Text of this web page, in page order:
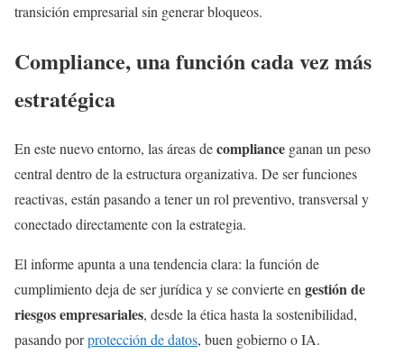
transición empresarial sin generar bloqueos.
Compliance, una función cada vez más
estratégica
En este nuevo entorno, las áreas decompliance ganan un peso
central dentro de la estructura organizativa. De ser funciones
reactivas, están pasando a tener un rol preventivo, transversal y
conectado directamente con la estrategia.
El informe apunta a una tendencia clara: la función de
cumplimiento deja de ser jurídica y se convierte en gestión de
riesgos empresariales, desde la ética hasta la sostenibilidad,
pasando porprotección de datos, buen gobierno o IA.